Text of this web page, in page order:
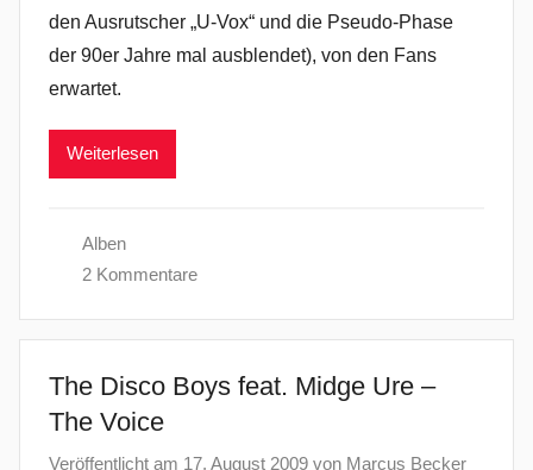
den Ausrutscher „U-Vox“ und die Pseudo-Phase
der 90er Jahre mal ausblendet), von den Fans
erwartet.
Weiterlesen
Alben
2 Kommentare
The Disco Boys feat. Midge Ure –
The Voice
Veröffentlicht am 17. August 2009 von Marcus Becker